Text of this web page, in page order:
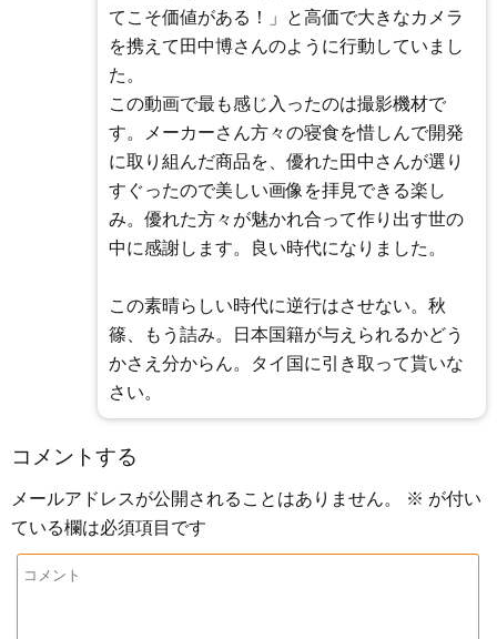
てこそ価値がある！」と高価で大きなカメラ
を携えて田中博さんのように行動していまし
た。
この動画で最も感じ入ったのは撮影機材で
す。メーカーさん方々の寝食を惜しんで開発
に取り組んだ商品を、優れた田中さんが選り
すぐったので美しい画像を拝見できる楽し
み。優れた方々が魅かれ合って作り出す世の
中に感謝します。良い時代になりました。
この素晴らしい時代に逆行はさせない。秋
篠、もう詰み。日本国籍が与えられるかどう
かさえ分からん。タイ国に引き取って貰いな
さい。
コメントする
メールアドレスが公開されることはありません。 ※ が付い
ている欄は必須項目です